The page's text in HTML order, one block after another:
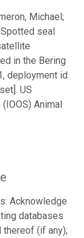
Michael;
Spotted seal
in the Bering
deployment id
US
Animal
Acknowledge
databases
thereof (if any);